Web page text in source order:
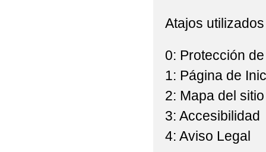
Atajos
0: Protección
1: Página de
2: Mapa del sitio
3: Accesibilidad
4: Aviso Legal